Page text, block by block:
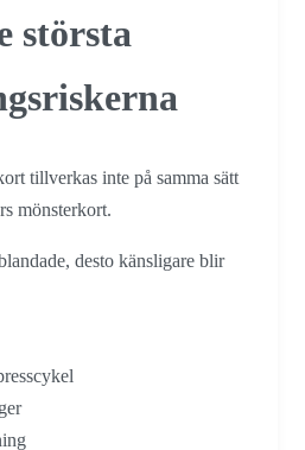
största
tillverkas inte på samma sätt
mönsterkort.
desto känsligare blir